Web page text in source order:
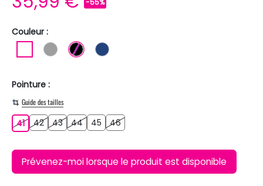
Couleur :
BLANCGRIS NOIR BLEU FONCE
Pointure :
Guide des tailles
4141 42424343444445 454646
Prévenez-moi lorsque le produit est disponible